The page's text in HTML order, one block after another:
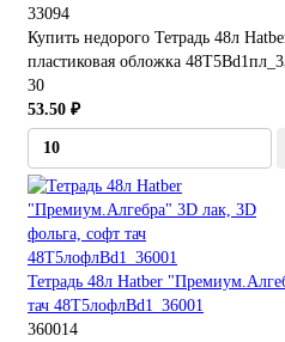
33094
Купить недорого Тетрадь 48л
пластиковая обложка
30
53.50 ₽
Тетрадь 48л Hatber
тач 48Т5лофлBd1_36001
360014